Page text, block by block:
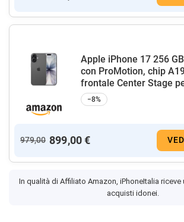
Apple iPhone 17 256
con ProMotion, chip
frontale Center Stage
−8%
979,00 899,00 €
In qualità di Affiliato Amazon, iPhoneItalia
acquisti idonei.